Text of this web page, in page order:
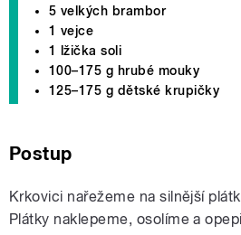
5 velkých brambor
1 vejce
1 lžička soli
100–175 g hrubé mouky
125–175 g dětské krupičky
Postup
Krkovici nařežeme na silnější
Plátky naklepeme, osolíme a